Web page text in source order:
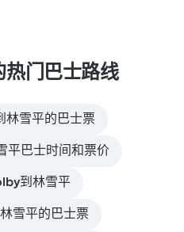
热门巴士路线
林雪平的巴士票
平巴士时间和票价
到林雪平
雪平的巴士票